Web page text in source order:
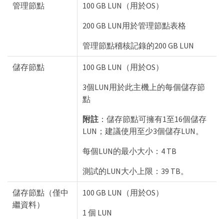
管理節點
100 GB LUN（用於OS）
200 GB LUN用於管理節點表格
管理節點稽核記錄的200 GB LUN
儲存節點
100 GB LUN（用於OS）
3個LUN用於此主機上的每個儲存節
點
附註：儲存節點可擁有1至16個儲存
LUN；建議使用至少3個儲存LUN。
每個LUN的最小大小：4 TB
測試的LUN大小上限：39 TB。
儲存節點（僅中
繼資料）
100 GB LUN（用於OS）
1 個 LUN